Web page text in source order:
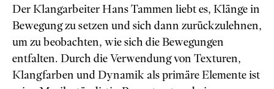
Der Klangarbeiter Hans Tammen liebt es, Klänge in
Bewegung zu setzen und sich dann zurückzulehnen,
um zu beobachten, wie sich die Bewegungen
entfalten. Durch die Verwendung von Texturen,
Klangfarben und Dynamik als primäre Elemente ist